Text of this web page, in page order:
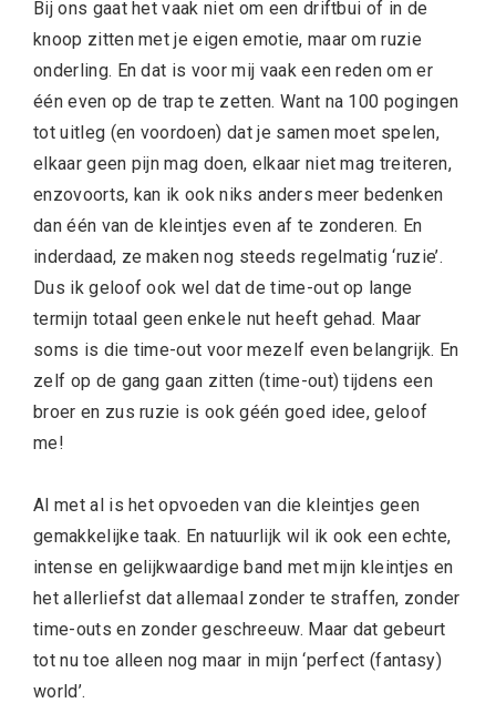
Bij ons gaat het vaak niet om een driftbui of in de
knoop zitten met je eigen emotie, maar om ruzie
onderling. En dat is voor mij vaak een reden om er
één even op de trap te zetten. Want na 100 pogingen
tot uitleg (en voordoen) dat je samen moet spelen,
elkaar geen pijn mag doen, elkaar niet mag treiteren,
enzovoorts, kan ik ook niks anders meer bedenken
dan één van de kleintjes even af te zonderen. En
inderdaad, ze maken nog steeds regelmatig ‘ruzie’.
Dus ik geloof ook wel dat de time-out op lange
termijn totaal geen enkele nut heeft gehad. Maar
soms is die time-out voor mezelf even belangrijk. En
zelf op de gang gaan zitten (time-out) tijdens een
broer en zus ruzie is ook géén goed idee, geloof
me!
Al met al is het opvoeden van die kleintjes geen
gemakkelijke taak. En natuurlijk wil ik ook een echte,
intense en gelijkwaardige band met mijn kleintjes en
het allerliefst dat allemaal zonder te straffen, zonder
time-outs en zonder geschreeuw. Maar dat gebeurt
tot nu toe alleen nog maar in mijn ‘perfect (fantasy)
world’.